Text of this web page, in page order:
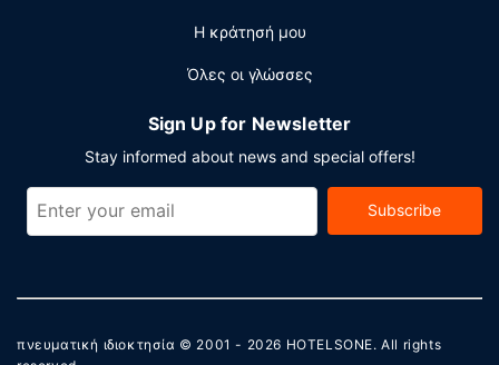
Η κράτησή μου
Όλες οι γλώσσες
Sign Up for Newsletter
Stay informed about news and special offers!
Subscribe
πνευματική ιδιοκτησία © 2001 - 2026 HOTELSONE. All rights